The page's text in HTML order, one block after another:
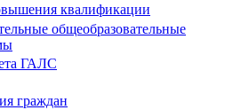
квалификации
общеобразовательные
ГАЛС
граждан